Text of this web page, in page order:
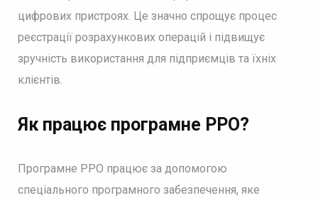
цифрових пристроях. Це значно спрощує процес
реєстрації розрахункових операцій і підвищує
зручність використання для підприємців та їхніх
клієнтів.
Як працює програмне РРО?
Програмне РРО працює за допомогою
спеціального програмного забезпечення, яке